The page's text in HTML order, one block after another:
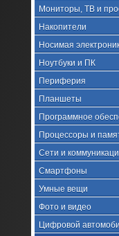
Мониторы, ТВ и
Накопители
Носимая
Ноутбуки и ПК
Периферия
Планшеты
Программное
Процессоры и
Сети и
Смартфоны
Умные вещи
Фото и видео
Цифровой